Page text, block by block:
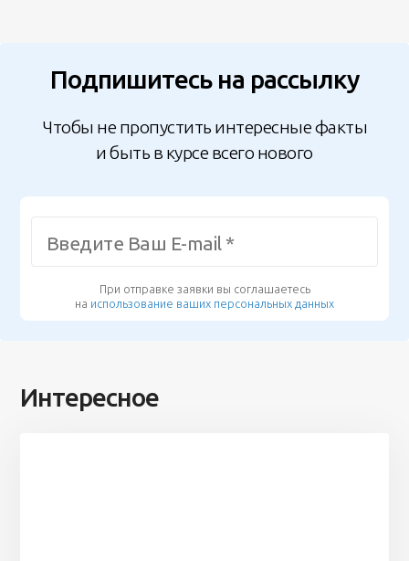
Подпишитесь на рассылку
Чтобы не пропустить интересные факты
и быть в курсе всего нового
При отправке заявки вы соглашаетесь
на использование ваших персональных данных
Интересное